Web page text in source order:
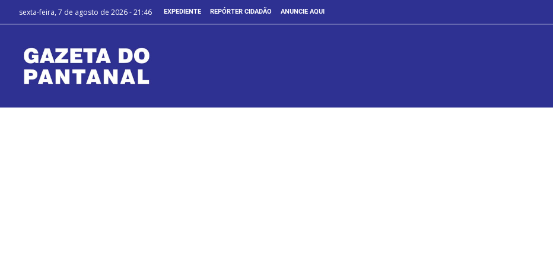
sexta-feira, 7 de agosto de 2026 - 21:46 EXPEDIENTE REPÓRTER CIDADÃO ANUNCIE AQUI